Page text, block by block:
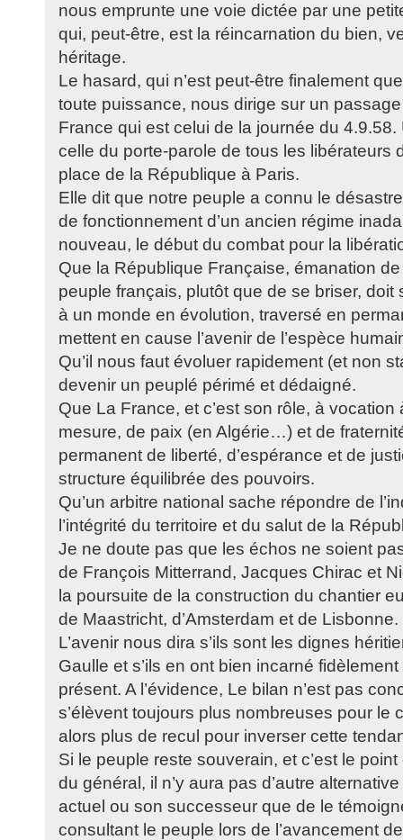
nous emprunte une voie dictée par une
qui, peut-être, est la réincarnation du bien,
héritage.
Le hasard, qui n’est peut-être finalement
toute puissance, nous dirige sur un
France qui est celui de la journée du 4.9.58.
celle du porte-parole de tous les libérateurs
place de la République à Paris.
Elle dit que notre peuple a connu le
de fonctionnement d’un ancien régime
nouveau, le début du combat pour la
Que la République Française, émanation
peuple français, plutôt que de se briser, doit
à un monde en évolution, traversé en
mettent en cause l’avenir de l’espèce
Qu’il nous faut évoluer rapidement (et non
devenir un peuplé périmé et dédaigné.
Que La France, et c’est son rôle, à vocation
mesure, de paix (en Algérie…) et de
permanent de liberté, d’espérance et de
structure équilibrée des pouvoirs.
Qu’un arbitre national sache répondre de
l’intégrité du territoire et du salut de la
Je ne doute pas que les échos ne soient
de François Mitterrand, Jacques Chirac et
la poursuite de la construction du chantier
de Maastricht, d’Amsterdam et de Lisbonne.
L’avenir nous dira s’ils sont les dignes
Gaulle et s’ils en ont bien incarné
présent. A l’évidence, Le bilan n’est pas
s’élèvent toujours plus nombreuses pour le
alors plus de recul pour inverser cette
Si le peuple reste souverain, et c’est le
du général, il n’y aura pas d’autre
actuel ou son successeur que de le
consultant le peuple lors de l’avancement